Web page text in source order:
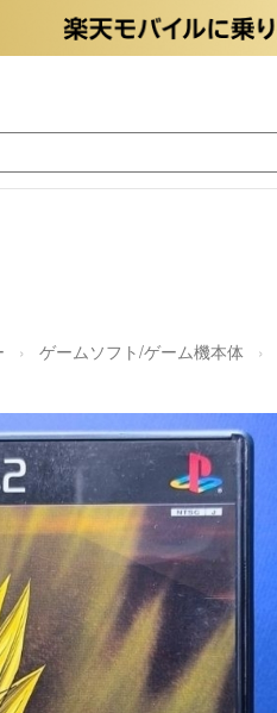
ゲームソフト/ゲーム機本体